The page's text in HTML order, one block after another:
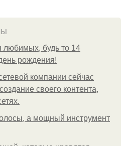
любимых, будь то 14
рождения!
компании сейчас
своего контента,
а мощный инструмент